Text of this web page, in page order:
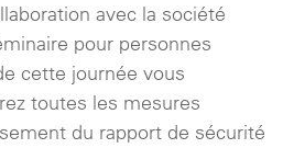
avec la société
pour personnes
cette journée vous
toutes les mesures
du rapport de sécurité